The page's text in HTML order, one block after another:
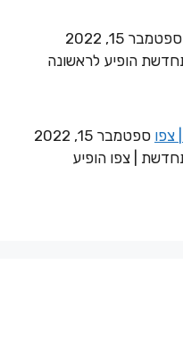
ספטמבר 15, 2022
הופיע לראשונה
צפו ספטמבר 15, 2022
| צפו הופיע